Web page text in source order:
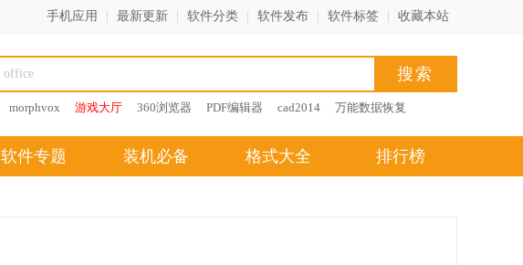
手机应用 最新更新 软件分类 软件发布 软件标签 收藏本站
morphvox 游戏大厅 360浏览器 PDF编辑器 cad2014 万能数据恢复
软件专题 装机必备 格式大全 排行榜